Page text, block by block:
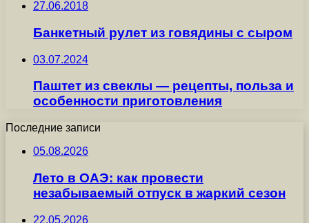
27.06.2018
Банкетный рулет из говядины с сыром
03.07.2024
Паштет из свеклы — рецепты, польза и
особенности приготовления
Последние записи
05.08.2026
Лето в ОАЭ: как провести
незабываемый отпуск в жаркий сезон
22.05.2026